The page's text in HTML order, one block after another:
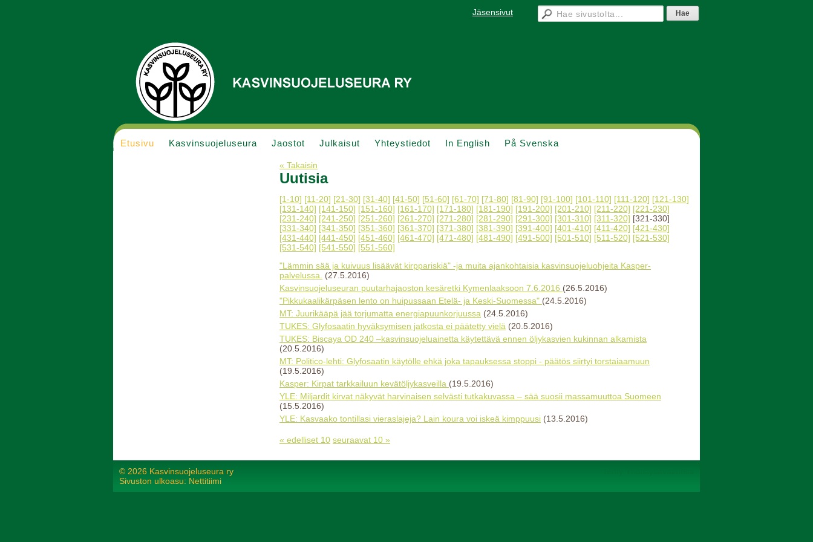
Jäsensivut
Etusivu Kasvinsuojeluseura Jaostot Julkaisut Yhteystiedot In English På Svenska
« Takaisin
Uutisia
[1-10] [11-20] [21-30] [31-40] [41-50] [51-60] [61-70] [71-80] [81-90] [91-100] [101-110] [111-120] [121-130]
[131-140] [141-150] [151-160] [161-170] [171-180] [181-190] [191-200] [201-210] [211-220] [221-230]
[231-240] [241-250] [251-260] [261-270] [271-280] [281-290] [291-300] [301-310] [311-320] [321-330]
[331-340] [341-350] [351-360] [361-370] [371-380] [381-390] [391-400] [401-410] [411-420] [421-430]
[431-440] [441-450] [451-460] [461-470] [471-480] [481-490] [491-500] [501-510] [511-520] [521-530]
[531-540] [541-550] [551-560]
"Lämmin sää ja kuivuus lisäävät kirppariskiä" -ja muita ajankohtaisia kasvinsuojeluohjeita Kasper-
palvelussa.
(27.5.2016)
Kasvinsuojeluseuran puutarhajaoston kesäretki Kymenlaaksoon 7.6.2016 (26.5.2016)
"Pikkukaalikärpäsen lento on huipussaan Etelä- ja Keski-Suomessa" (24.5.2016)
MT: Juurikääpä jää torjumatta energiapuunkorjuussa (24.5.2016)
TUKES: Glyfosaatin hyväksymisen jatkosta ei päätetty vielä (20.5.2016)
TUKES: Biscaya OD 240 –kasvinsuojeluainetta käytettävä ennen öljykasvien kukinnan alkamista
(20.5.2016)
MT: Politico-lehti: Glyfosaatin käytölle ehkä joka tapauksessa stoppi - päätös siirtyi torstaiaamuun
(19.5.2016)
Kasper: Kirpat tarkkailuun kevätöljykasveilla (19.5.2016)
YLE: Miljardit kirvat näkyvät harvinaisen selvästi tutkakuvassa – sää suosii massamuuttoa Suomeen
(15.5.2016)
YLE: Kasvaako tontillasi vieraslajeja? Lain koura voi iskeä kimppuusi (13.5.2016)
« edelliset 10 seuraavat 10 »
© 2026 Kasvinsuojeluseura ry
Sivuston ulkoasu: Nettitiimi